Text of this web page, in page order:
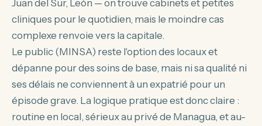
Juan del Sur, León — on trouve cabinets et petites
cliniques pour le quotidien, mais le moindre cas
complexe renvoie vers la capitale.
Le public (MINSA) reste l'option des locaux et
dépanne pour des soins de base, mais ni sa qualité ni
ses délais ne conviennent à un expatrié pour un
épisode grave. La logique pratique est donc claire :
routine en local, sérieux au privé de Managua, et au-